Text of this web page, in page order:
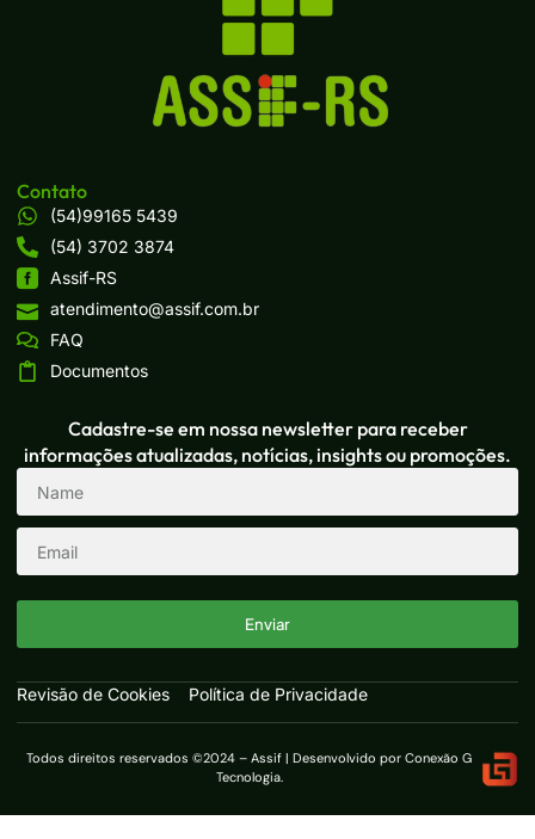
Contato
(54)99165 5439
(54) 3702 3874
Assif-RS
atendimento@assif.com.br
FAQ
Documentos
Cadastre-se em nossa newsletter para receber
informações atualizadas, notícias, insights ou promoções.
Enviar
Revisão de Cookies Política de Privacidade
Todos direitos reservados ©2024 – Assif | Desenvolvido por Conexão G
Tecnologia.